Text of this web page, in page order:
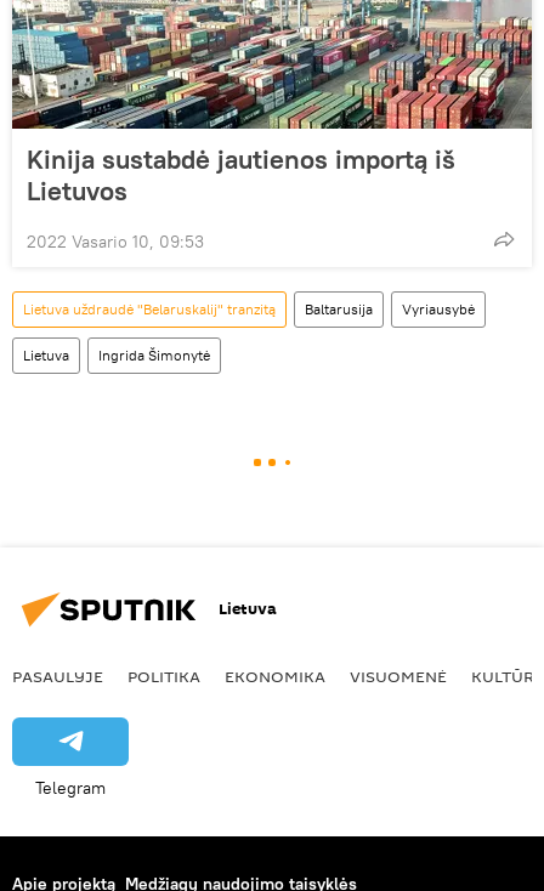
Kinija sustabdė jautienos importą iš
Lietuvos
2022 Vasario 10, 09:53
Lietuva uždraudė "Belaruskalij" tranzitą Baltarusija Vyriausybė
Lietuva Ingrida Šimonytė
Lietuva
PASAULYJE POLITIKA EKONOMIKA VISUOMENĖ KULTŪRA
Telegram
Apie projektą Medžiagų naudojimo taisyklės